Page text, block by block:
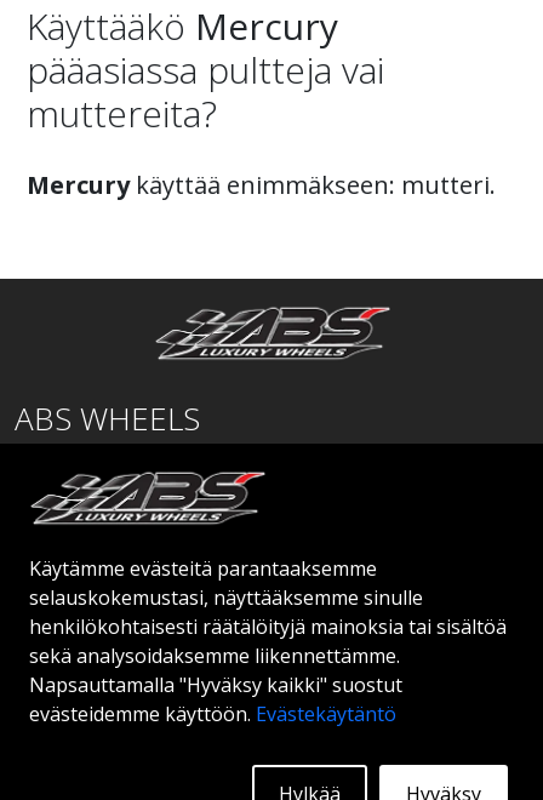
Käytämme evästeitä parantaaksemme
selauskokemustasi, näyttääksemme sinulle
henkilökohtaisesti räätälöityjä mainoksia tai sisältöä
sekä analysoidaksemme liikennettämme.
Napsauttamalla "Hyväksy kaikki" suostut
evästeidemme käyttöön. Evästekäytäntö
Hyväksy
Hylkää
Käyttääkö Mercury
pääasiassa pultteja vai
muttereita?
Mercurykäyttää enimmäkseen: mutteri.
ABS WHEELS
01530 Vantaa
SUOMI
order@abswheels.com